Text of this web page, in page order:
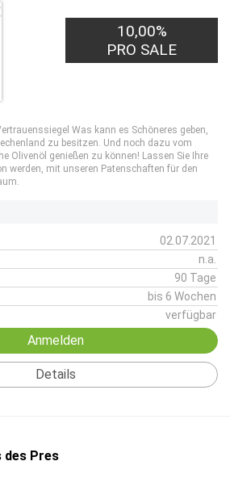
10,00%
PRO SALE
Was kann es Schöneres geben,
zu besitzen. Und noch dazu vom
Olivenöl genießen zu können! Lassen Sie Ihre
werden, mit unseren Patenschaften für den
02.07.2021
n.a.
90 Tage
bis 6 Wochen
verfügbar
Anmelden
Details
des Pres